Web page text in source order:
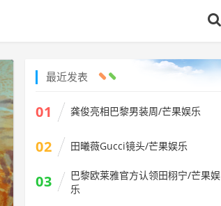
最近发表
01 龚俊亮相巴黎男装周/芒果娱乐
02 田曦薇Gucci镜头/芒果娱乐
03
巴黎欧莱雅官方认领田栩宁/芒果娱
乐